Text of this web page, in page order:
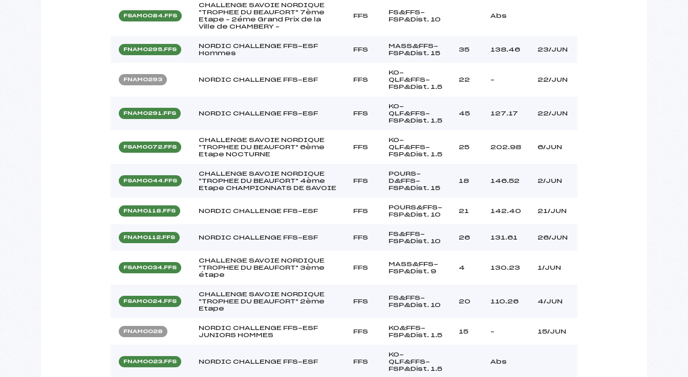
FSAM0084.FFS
CHALLENGE SAVOIE NORDIQUE
"TROPHEE DU BEAUFORT" 7ème
Etape – 2éme Grand Prix de la
Ville de CHAMBERY –
FFS
FS&FFS-
FSP&Dist. 10
Abs
FNAM0295.FFS
NORDIC CHALLENGE FFS-ESF
Hommes
FFS
MASS&FFS-
FSP&Dist. 15
35 138.46 23/JUN
FNAM0293 NORDIC CHALLENGE FFS-ESF FFS
KO-
QLF&FFS-
FSP&Dist. 1.5
22 – 22/JUN
FNAM0291.FFS NORDIC CHALLENGE FFS-ESF FFS
KO-
QLF&FFS-
FSP&Dist. 1.5
45 127.17 22/JUN
FSAM0072.FFS
CHALLENGE SAVOIE NORDIQUE
"TROPHEE DU BEAUFORT" 6ème
Etape NOCTURNE
FFS
KO-
QLF&FFS-
FSP&Dist. 1.5
25 202.98 6/JUN
FSAM0044.FFS
CHALLENGE SAVOIE NORDIQUE
"TROPHEE DU BEAUFORT" 4ème
Etape CHAMPIONNATS DE SAVOIE
FFS
POURS-
D&FFS-
FSP&Dist. 15
18 146.52 2/JUN
FNAM0118.FFS NORDIC CHALLENGE FFS-ESF FFS
POURS&FFS-
FSP&Dist. 10
21 142.40 21/JUN
FNAM0112.FFS NORDIC CHALLENGE FFS-ESF FFS
FS&FFS-
FSP&Dist. 10
26 131.61 26/JUN
FSAM0034.FFS
CHALLENGE SAVOIE NORDIQUE
"TROPHEE DU BEAUFORT" 3ème
étape
FFS
MASS&FFS-
FSP&Dist. 9
4 130.23 1/JUN
FSAM0024.FFS
CHALLENGE SAVOIE NORDIQUE
"TROPHEE DU BEAUFORT" 2ème
Etape
FFS
FS&FFS-
FSP&Dist. 10
20 110.26 4/JUN
FNAM0028
NORDIC CHALLENGE FFS-ESF
JUNIORS HOMMES
FFS
KO&FFS-
FSP&Dist. 1.5
15 – 15/JUN
FNAM0023.FFS NORDIC CHALLENGE FFS-ESF FFS
KO-
QLF&FFS-
FSP&Dist. 1.5
Abs